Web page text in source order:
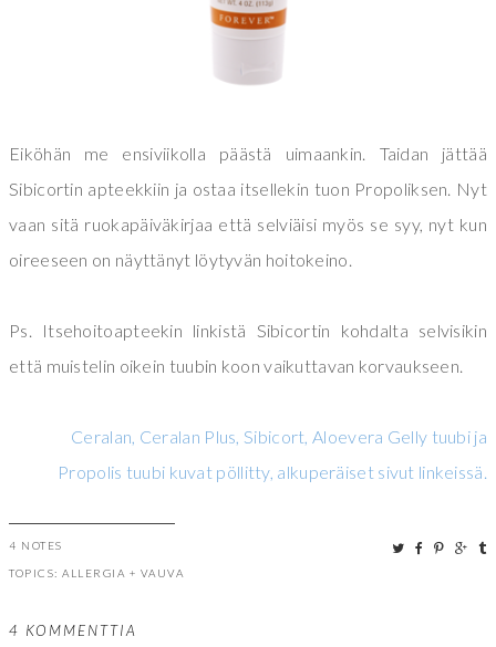
Eiköhän me ensiviikolla päästä uimaankin. Taidan jättää
Sibicortin apteekkiin ja ostaa itsellekin tuon Propoliksen. Nyt
vaan sitä ruokapäiväkirjaa että selviäisi myös se syy, nyt kun
oireeseen on näyttänyt löytyvän hoitokeino.
Ps. Itsehoitoapteekin linkistä Sibicortin kohdalta selvisikin
että muistelin oikein tuubin koon vaikuttavan korvaukseen.
Ceralan, Ceralan Plus, Sibicort, Aloevera Gelly tuubi ja
Propolis tuubi kuvat pöllitty, alkuperäiset sivut linkeissä.
4 NOTES
TOPICS: ALLERGIA + VAUVA
4 KOMMENTTIA